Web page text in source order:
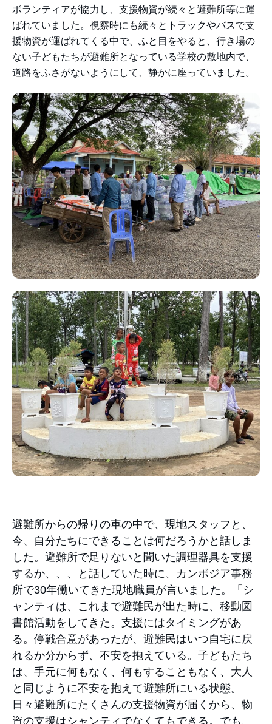
ボランティアが協力し、支援物資が続々と避難所等に運
ばれていました。視察時にも続々とトラックやバスで支
援物資が運ばれてくる中で、ふと目をやると、行き場の
ない子どもたちが避難所となっている学校の敷地内で、
道路をふさがないようにして、静かに座っていました。
避難所からの帰りの車の中で、現地スタッフと、
今、自分たちにできることは何だろうかと話しま
した。避難所で足りないと聞いた調理器具を支援
するか、、、と話していた時に、カンボジア事務
所で30年働いてきた現地職員が言いました。「シ
ャンティは、これまで避難民が出た時に、移動図
書館活動をしてきた。支援にはタイミングがあ
る。停戦合意があったが、避難民はいつ自宅に戻
れるか分からず、不安を抱えている。子どもたち
は、手元に何もなく、何もすることもなく、大人
と同じように不安を抱えて避難所にいる状態。
日々避難所にたくさんの支援物資が届くから、物
資の支援はシャンティでなくてもできる。でも、